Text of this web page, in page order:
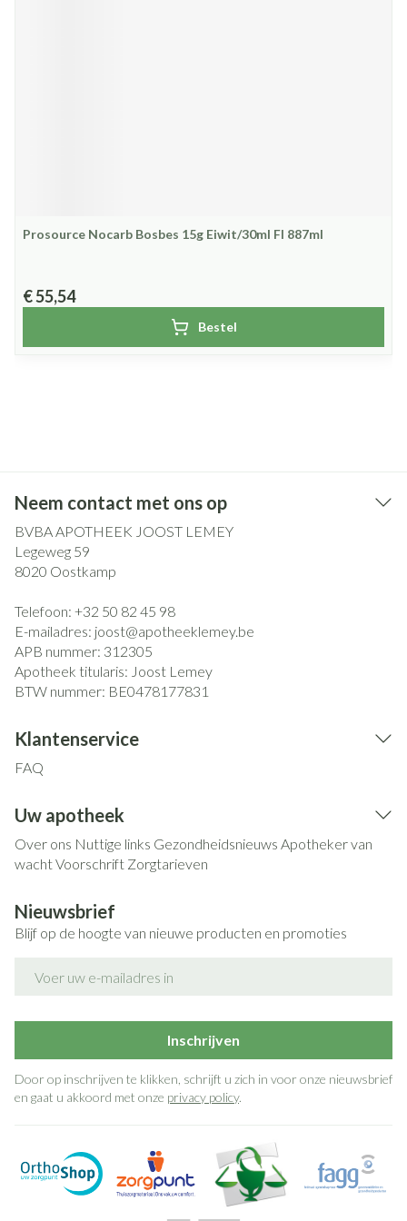
Prosource Nocarb Bosbes 15g Eiwit/30ml Fl 887ml
€ 55,54
Bestel
Neem contact met ons op
BVBA APOTHEEK JOOST LEMEY
Legeweg 59
8020 Oostkamp
Telefoon: +32 50 82 45 98
E-mailadres: joost@apotheeklemey.be
APB nummer: 312305
Apotheek titularis: Joost Lemey
BTW nummer: BE0478177831
Klantenservice
FAQ
Uw apotheek
Over ons Nuttige links Gezondheidsnieuws Apotheker van
wachtVoorschrift Zorgtarieven
Nieuwsbrief
Blijf op de hoogte van nieuwe producten en promoties
Inschrijven
Door op inschrijven te klikken, schrijft u zich in voor onze nieuwsbrief
en gaat u akkoord met onze privacy policy.